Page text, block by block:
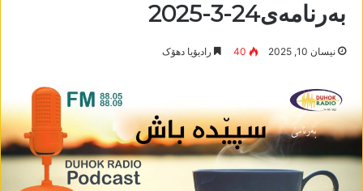
بەرنامەی24-3-2025
نیسان 10, 2025 40 رادیۆیا دھۆک